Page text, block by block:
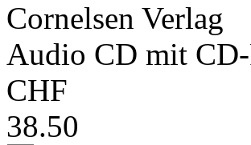
Cornelsen Verlag
Audio CD mit
CHF
38.50